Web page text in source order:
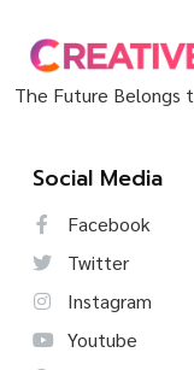
The Future Belongs
Social Media
Facebook
Twitter
Instagram
Youtube